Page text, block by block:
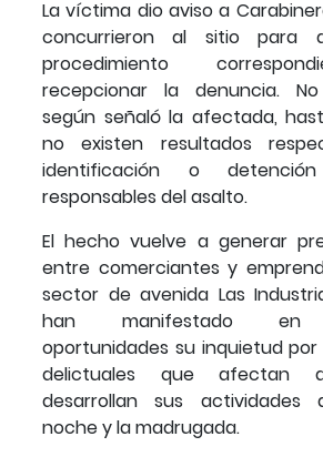
La víctima dio aviso a
concurrieron al sitio para
procedimiento
recepcionar la denuncia.
según señaló la afectada,
no existen resultados
identificación o
responsables del asalto.
El hecho vuelve a generar
entre comerciantes y
sector de avenida Las
han manifestado en
oportunidades su inquietud por
delictuales que afectan
desarrollan sus actividades
noche y la madrugada.